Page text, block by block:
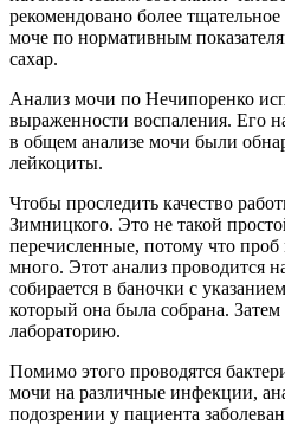
рекомендовано более
моче по нормативным
сахар.
Анализ мочи по Нечипоренко
выраженности воспаления. Его
в общем анализе мочи были
лейкоциты.
Чтобы проследить качество
Зимницкого. Это не такой
перечисленные, потому что проб
много. Этот анализ проводится
собирается в баночки с
который она была собрана. Затем
лабораторию.
Помимо этого проводятся
мочи на различные инфекции,
подозрении у пациента